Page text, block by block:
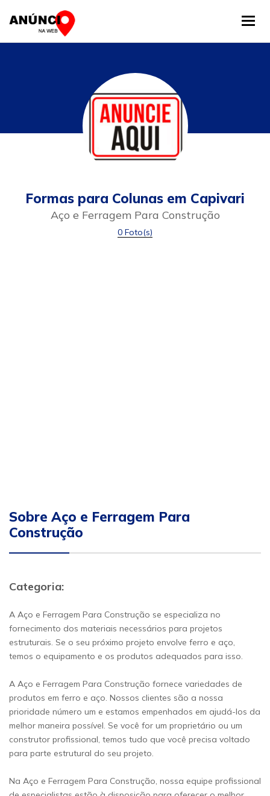
Formas para Colunas em Capivari
Aço e Ferragem Para Construção
0 Foto(s)
Sobre Aço e Ferragem Para
Construção
Categoria:
A Aço e Ferragem Para Construção se especializa no
fornecimento dos materiais necessários para projetos
estruturais. Se o seu próximo projeto envolve ferro e aço,
temos o equipamento e os produtos adequados para isso.
A Aço e Ferragem Para Construção fornece variedades de
produtos em ferro e aço. Nossos clientes são a nossa
prioridade número um e estamos empenhados em ajudá-los da
melhor maneira possível. Se você for um proprietário ou um
construtor profissional, temos tudo que você precisa voltado
para parte estrutural do seu projeto.
Na Aço e Ferragem Para Construção, nossa equipe profissional